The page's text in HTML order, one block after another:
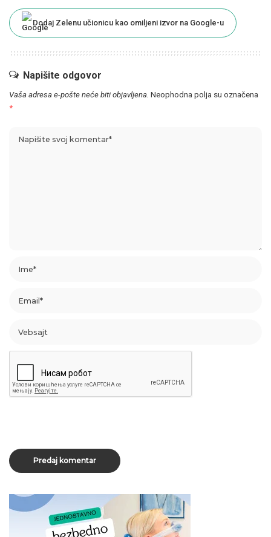
Dodaj Zelenu učionicu kao omiljeni izvor na Google-u
Napišite odgovor
Vaša adresa e-pošte neće biti objavljena. Neophodna polja su označena
*